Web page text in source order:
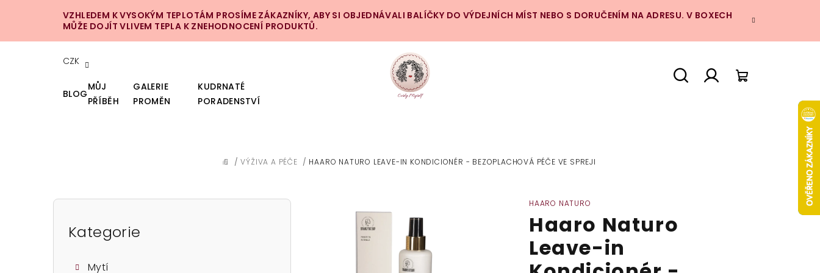
VZHLEDEM K VYSOKÝM TEPLOTÁM PROSÍME ZÁKAZNÍKY, ABY SI OBJEDNÁVALI BALÍČKY DO VÝDEJNÍCH MÍST NEBO S DORUČENÍM NA ADRESU. V BOXECH
MŮŽE DOJÍT VLIVEM TEPLA K ZNEHODNOCENÍ PRODUKTŮ.
CZK
BLOG
MŮJ
PŘÍBĚH
GALERIE
PROMĚN
KUDRNATÉ
PORADENSTVÍ
DOMŮ
/ VÝŽIVA A PÉČE / HAARO NATURO LEAVE-IN KONDICIONÉR - BEZOPLACHOVÁ PÉČE VE SPREJI
P
Přeskočit
kategorie
Kategorie
Mytí
HAARO NATURO
Haaro Naturo
Leave-in